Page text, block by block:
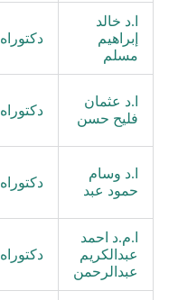
ا.د خالد
إبراهيم
مسلم
دكتوراه
ا.د عثمان
فليح حسن
دكتوراه
ا.د وسام
حمود عبد
دكتوراه
ا.م.د احمد
عبدالكريم
عبدالرحمن
دكتوراه